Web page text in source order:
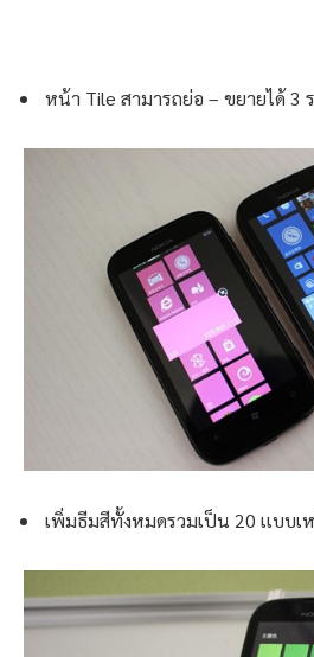
หน้า Tile สามารถย่อ – ขยายได้ 3
เพิ่มธีมสีทั้งหมดรวมเป็น 20 เเบบเ